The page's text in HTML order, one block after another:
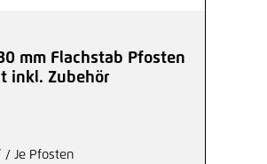
mm Flachstab Pfosten
inkl. Zubehör
/ Je Pfosten